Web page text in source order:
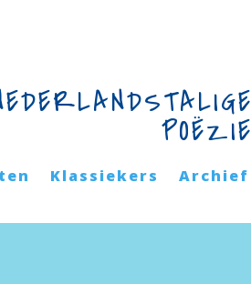
POËZIE
Klassiekers Archief